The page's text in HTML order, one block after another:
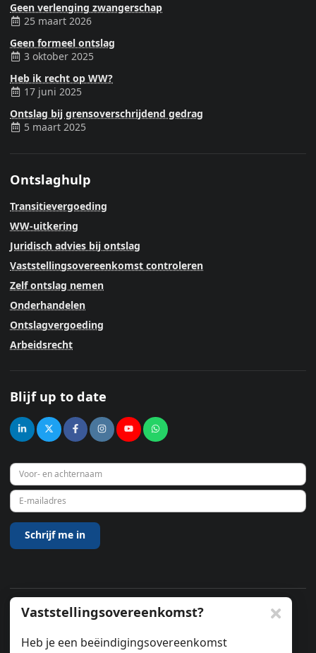
Geen verlenging zwangerschap
25 maart 2026
Geen formeel ontslag
3 oktober 2025
Heb ik recht op WW?
17 juni 2025
Ontslag bij grensoverschrijdend gedrag
5 maart 2025
Ontslaghulp
Transitievergoeding
WW-uitkering
Juridisch advies bij ontslag
Vaststellingsovereenkomst controleren
Zelf ontslag nemen
Onderhandelen
Ontslagvergoeding
Arbeidsrecht
Blijf up to date
Vaststellingsovereenkomst?
Heb je een beëindigingsovereenkomst